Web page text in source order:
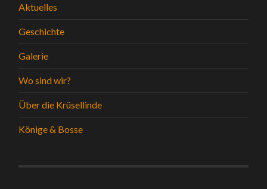
Aktuelles
Geschichte
Galerie
Wo sind wir?
Über die Krüsellinde
Könige & Bosse